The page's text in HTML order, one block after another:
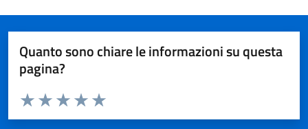
Quanto sono chiare le informazioni su questa
pagina?
Valuta da 1 a 5 stelle la pagina
Valuta 5 stelle su 5
Valuta 4 stelle su 5
Valuta 3 stelle su 5
Valuta 2 stelle su 5
Valuta 1 stelle su 5